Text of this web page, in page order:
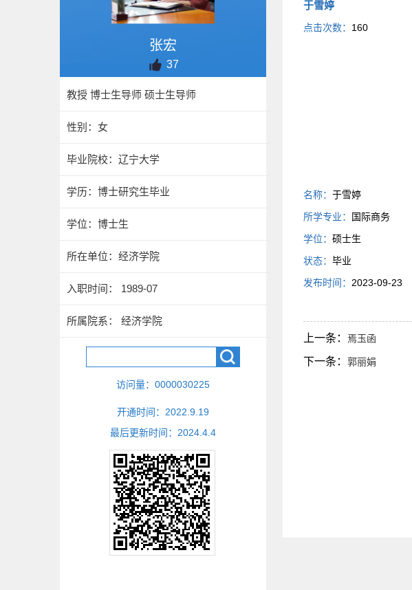
张宏
37
教授 博士生导师 硕士生导师
性别：女
毕业院校：辽宁大学
学历：博士研究生毕业
学位：博士生
所在单位：经济学院
入职时间： 1989-07
所属院系： 经济学院
访问量： 0000030225
开通时间： 2022 9 19
最后更新时间： 2024 4 4
于雪婷
点击次数： 160
名称： 于雪婷
所学专业：
国际商务
学位： 硕士生
状态： 毕业
发布时间： 2023-09-23
上一条： 焉玉函
下一条： 郭丽娟